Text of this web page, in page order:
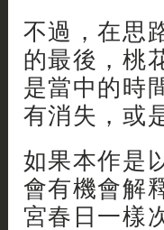
不過，在思
的最後，桃
是當中的時
有消失，或
如果本作是
會有機會解
宮春日一樣